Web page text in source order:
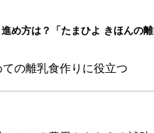
め方は？「たまひよ きほんの離
の離乳食作りに役立つ